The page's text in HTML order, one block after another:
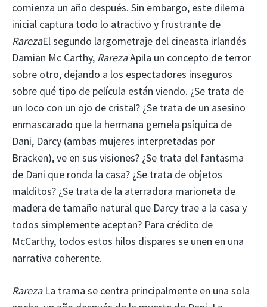
comienza un año después. Sin embargo, este dilema
inicial captura todo lo atractivo y frustrante de
RarezaEl segundo largometraje del cineasta irlandés
Damian Mc Carthy, RarezaApila un concepto de terror
sobre otro, dejando a los espectadores inseguros
sobre qué tipo de película están viendo. ¿Se trata de
un loco con un ojo de cristal? ¿Se trata de un asesino
enmascarado que la hermana gemela psíquica de
Dani, Darcy (ambas mujeres interpretadas por
Bracken), ve en sus visiones? ¿Se trata del fantasma
de Dani que ronda la casa? ¿Se trata de objetos
malditos? ¿Se trata de la aterradora marioneta de
madera de tamaño natural que Darcy trae a la casa y
todos simplemente aceptan? Para crédito de
McCarthy, todos estos hilos dispares se unen en una
narrativa coherente.
RarezaLa trama se centra principalmente en una sola